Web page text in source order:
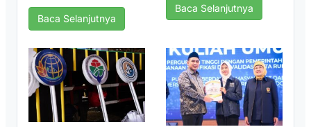
Baca Selanjutnya
Baca Selanjutnya